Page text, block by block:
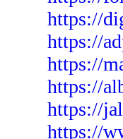
https://
https://
https://
https://
https://
https://